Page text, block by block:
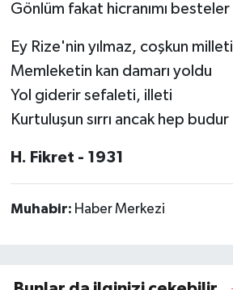
Gönlüm fakat hicranımı besteler
Ey Rize'nin yılmaz, coşkun milleti
Memleketin kan damarı yoldu
Yol giderir sefaleti, illeti
Kurtuluşun sırrı ancak hep budur
H. Fikret - 1931
Muhabir: Haber Merkezi